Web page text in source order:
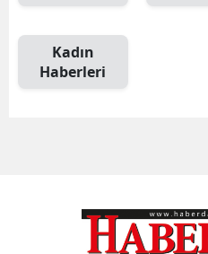
Kadın
Haberleri